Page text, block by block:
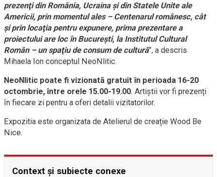
prezenţi din România, Ucraina şi din Statele Unite ale
Americii, prin momentul ales – Centenarul românesc, cât
şi prin locaţia pentru expunere, prima prezentare a
proiectului are loc în Bucureşti, la Institutul Cultural
Român – un spaţiu de consum de cultură”, a descris
Mihaela Ion conceptul NeoNlitic.
NeoNlitic poate fi vizionată gratuit în perioada 16-20
octombrie, între orele 15.00-19.00. Artiștii vor fi prezenți
în fiecare zi pentru a oferi detalii vizitatorilor.
Expozitia este organizata de Atelierul de creație Wood Be
Nice.
Context și subiecte conexe